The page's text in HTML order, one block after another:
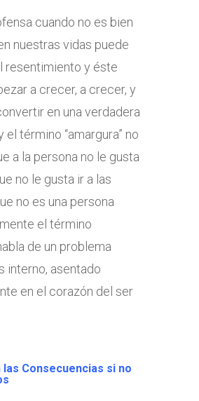
cuando no es bien
nuestras vidas puede
resentimiento y éste
a crecer, a crecer, y
en una verdadera
el término “amargura” no
a la persona no le gusta
no le gusta ir a las
no es una persona
el término
de un problema
interno, asentado
en el corazón del ser
las Consecuencias si no